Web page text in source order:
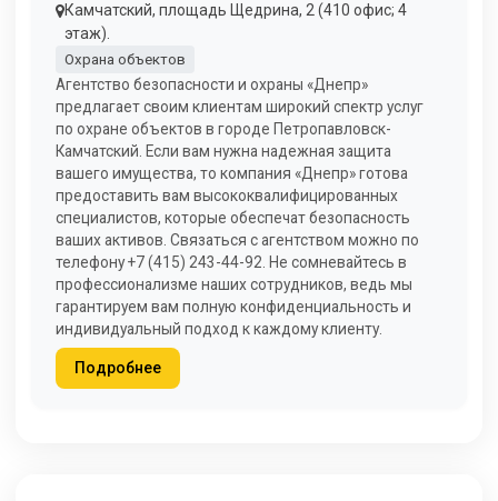
Камчатский, площадь Щедрина, 2 (410 офис; 4
этаж).
Охрана объектов
Агентство безопасности и охраны «Днепр»
предлагает своим клиентам широкий спектр услуг
по охране объектов в городе Петропавловск-
Камчатский. Если вам нужна надежная защита
вашего имущества, то компания «Днепр» готова
предоставить вам высококвалифицированных
специалистов, которые обеспечат безопасность
ваших активов. Связаться с агентством можно по
телефону +7 (415) 243-44-92. Не сомневайтесь в
профессионализме наших сотрудников, ведь мы
гарантируем вам полную конфиденциальность и
индивидуальный подход к каждому клиенту.
Подробнее